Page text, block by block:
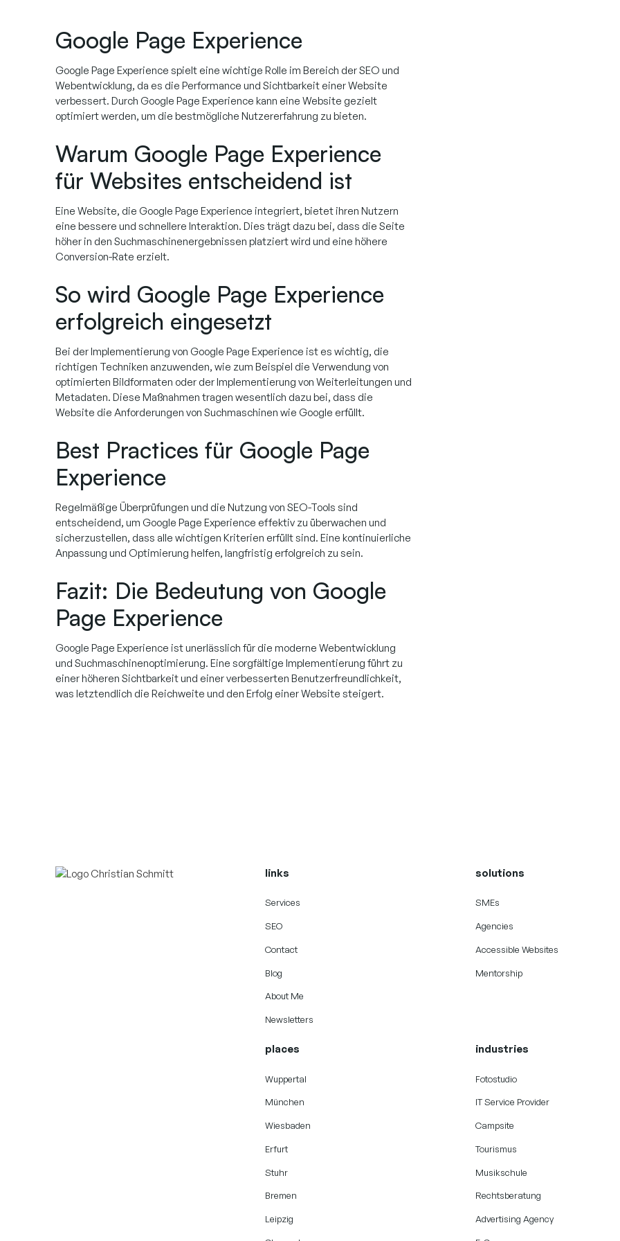
Google Page Experience
Google Page Experience spielt eine wichtige Rolle im Bereich der SEO und
Webentwicklung, da es die Performance und Sichtbarkeit einer Website
verbessert. Durch Google Page Experience kann eine Website gezielt
optimiert werden, um die bestmögliche Nutzererfahrung zu bieten.
Warum Google Page Experience
für Websites entscheidend ist
Eine Website, die Google Page Experience integriert, bietet ihren Nutzern
eine bessere und schnellere Interaktion. Dies trägt dazu bei, dass die Seite
höher in den Suchmaschinenergebnissen platziert wird und eine höhere
Conversion-Rate erzielt.
So wird Google Page Experience
erfolgreich eingesetzt
Bei der Implementierung von Google Page Experience ist es wichtig, die
richtigen Techniken anzuwenden, wie zum Beispiel die Verwendung von
optimierten Bildformaten oder der Implementierung von Weiterleitungen und
Metadaten. Diese Maßnahmen tragen wesentlich dazu bei, dass die
Website die Anforderungen von Suchmaschinen wie Google erfüllt.
Best Practices für Google Page
Experience
Regelmäßige Überprüfungen und die Nutzung von SEO-Tools sind
entscheidend, um Google Page Experience effektiv zu überwachen und
sicherzustellen, dass alle wichtigen Kriterien erfüllt sind. Eine kontinuierliche
Anpassung und Optimierung helfen, langfristig erfolgreich zu sein.
Fazit: Die Bedeutung von Google
Page Experience
Google Page Experience ist unerlässlich für die moderne Webentwicklung
und Suchmaschinenoptimierung. Eine sorgfältige Implementierung führt zu
einer höheren Sichtbarkeit und einer verbesserten Benutzerfreundlichkeit,
was letztendlich die Reichweite und den Erfolg einer Website steigert.
links
Services
SEO
Contact
Blog
About Me
Newsletters
solutions
SMEs
Agencies
Accessible Websites
Mentorship
places
Wuppertal
München
Wiesbaden
Erfurt
Stuhr
Bremen
Leipzig
industries
Fotostudio
IT Service Provider
Campsite
Tourismus
Musikschule
Rechtsberatung
Advertising Agency